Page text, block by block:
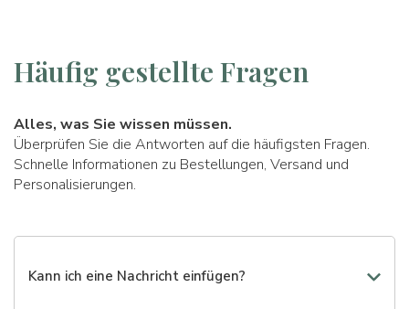
Häufig gestellte Fragen
Alles, was Sie wissen müssen.
Überprüfen Sie die Antworten auf die häufigsten Fragen.
Schnelle Informationen zu Bestellungen, Versand und
Personalisierungen.
Kann ich eine Nachricht einfügen?